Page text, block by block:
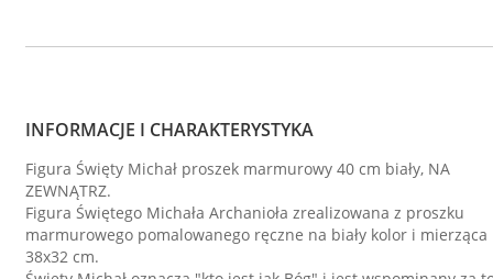
INFORMACJE I CHARAKTERYSTYKA
Figura Święty Michał proszek marmurowy 40 cm biały, NA
ZEWNĄTRZ.
Figura Świętego Michała Archanioła zrealizowana z proszku
marmurowego pomalowanego ręczne na biały kolor i mierząca
38x32 cm.